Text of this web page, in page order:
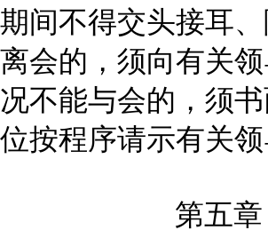
间不得交头接耳
会的，须向有关
不能与会的，须
按程序请示有关
第五